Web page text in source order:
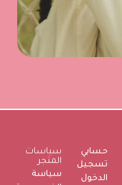
حسابي
تسجيل
الدخول
سياسات
المتجر
سياسة